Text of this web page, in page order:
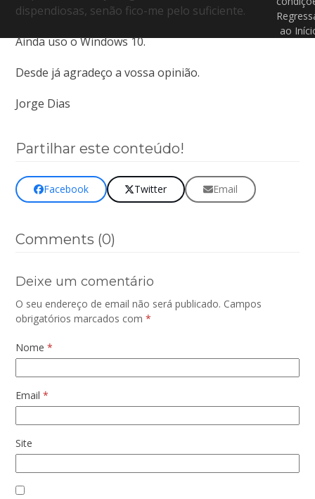
dispendiosas, senão fico-me pelo suficiente.
Ainda uso o Windows 10.
Desde já agradeço a vossa opinião.
Jorge Dias
Partilhar este conteúdo!
Facebook Twitter Email
Comments (0)
Deixe um comentário
O seu endereço de email não será publicado. Campos
obrigatórios marcados com*
Nome*
Email*
Site
ao